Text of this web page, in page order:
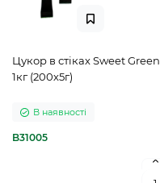
Цукор в стіках Sweet Green,
1кг (200х5г)
В наявності
B31005